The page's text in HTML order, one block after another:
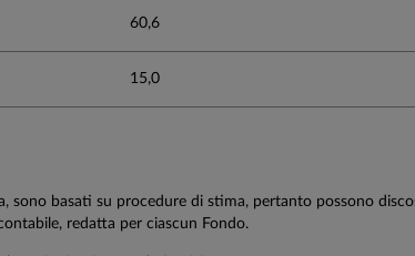
60,6
15,0
sono basati su procedure di stima, pertanto possono
redatta per ciascun Fondo.